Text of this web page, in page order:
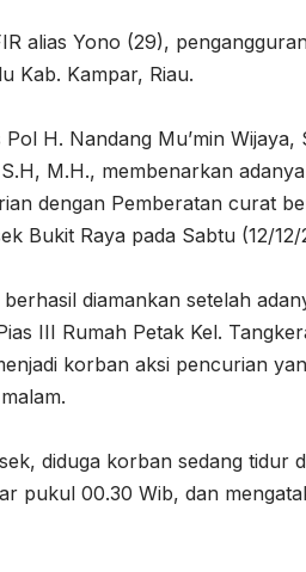
alias Yono (29),
Kab. Kampar, Riau.
H. Nandang Mu’min
M.H., membenarkan
dengan Pemberatan curat
Bukit Raya pada Sabtu (12/
diamankan setelah
III Rumah Petak Kel.
korban aksi pencurian
diduga korban sedang tidur
pukul 00.30 Wib, dan